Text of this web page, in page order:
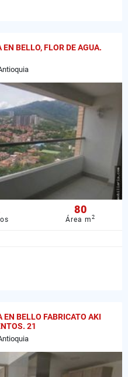
BELLO, FLOR DE AGUA.
80
Área m2
BELLO FABRICATO AKI
21